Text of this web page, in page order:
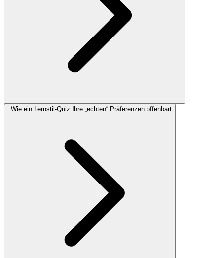
Wie ein Lernstil-Quiz Ihre „echten“ Präferenzen offenbart